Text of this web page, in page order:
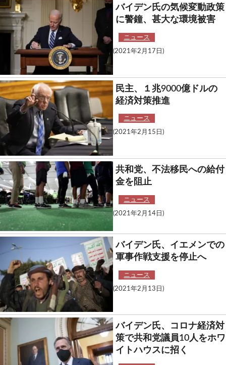
バイデン氏の気候変動政策
に警鐘、甚大な環境被害
ニュース
(2021年2月17日)
民主、１兆9000億ドルの
経済対策推進
ニュース
(2021年2月15日)
共和党、不法移民への給付
金を阻止
ニュース
(2021年2月14日)
バイデン氏、イエメンでの
軍事作戦支援を停止へ
ニュース
(2021年2月13日)
バイデン氏、コロナ経済対
策で共和党議員10人をホワ
イトハウスに招く